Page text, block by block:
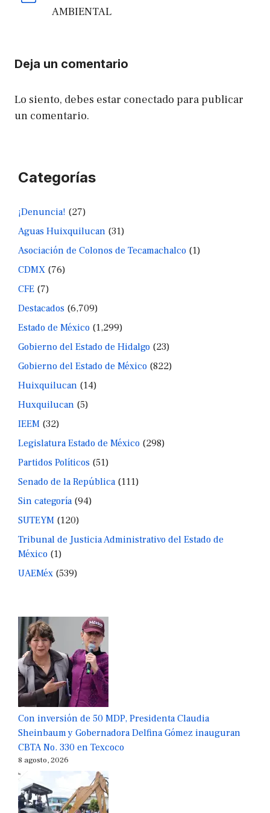
AMBIENTAL
Deja un comentario
Lo siento, debes estar conectado para publicar
un comentario.
Categorías
¡Denuncia! (27)
Aguas Huixquilucan (31)
Asociación de Colonos de Tecamachalco (1)
CDMX (76)
CFE (7)
Destacados (6,709)
Estado de México (1,299)
Gobierno del Estado de Hidalgo (23)
Gobierno del Estado de México (822)
Huixquilucan (14)
Huxquilucan (5)
IEEM (32)
Legislatura Estado de México (298)
Partidos Políticos (51)
Senado de la República(111)
Sin categoría(94)
SUTEYM (120)
Tribunal de Justicia Administrativo del Estado de
México (1)
UAEMéx (539)
Con inversión de 50 MDP, Presidenta Claudia
Sheinbaum y Gobernadora Delfina Gómez inauguran
CBTA No. 330 en Texcoco
8 agosto, 2026